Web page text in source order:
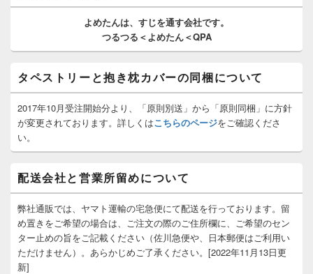
ッ
エ
リ
よめたんは、 すじを通す会社です。
つるつる＜よめたん＜QPA
タペストリーと抱き枕カバーの同梱について
2017年10月受注開始分より、「原則別送」から「原則同梱」に方針
が変更されております。詳しくはこちらのページをご確認くださ
い。
配送会社と営業所留めについて
弊社通販では、ヤマト運輸の宅急便にて配送を行っております。留
め置きをご希望の場合は、ご注文の際のご住所欄に、ご希望のセン
ター止めの旨をご記載ください（佐川急便や、日本郵便はご利用い
ただけません）。あらかじめご了承ください。[2022年11月13日更
新]